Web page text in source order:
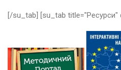
[/su_tab] [su_tab title="Ресурси"